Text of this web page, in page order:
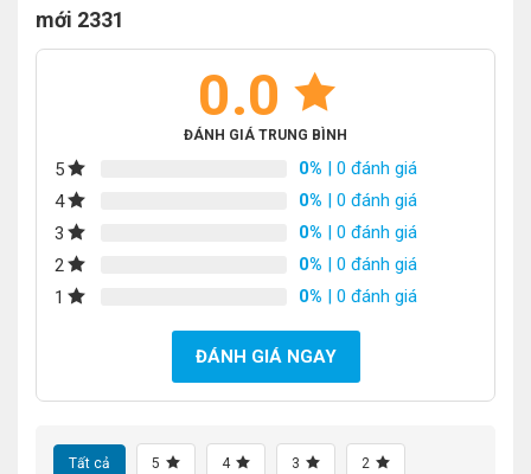
mới 2331
0.0
ĐÁNH GIÁ TRUNG BÌNH
5 0% | 0 đánh giá
4
0% | 0 đánh giá
3
0% | 0 đánh giá
2
0% | 0 đánh giá
1
0% | 0 đánh giá
ĐÁNH GIÁ NGAY
Tất cả 5 4 3 2